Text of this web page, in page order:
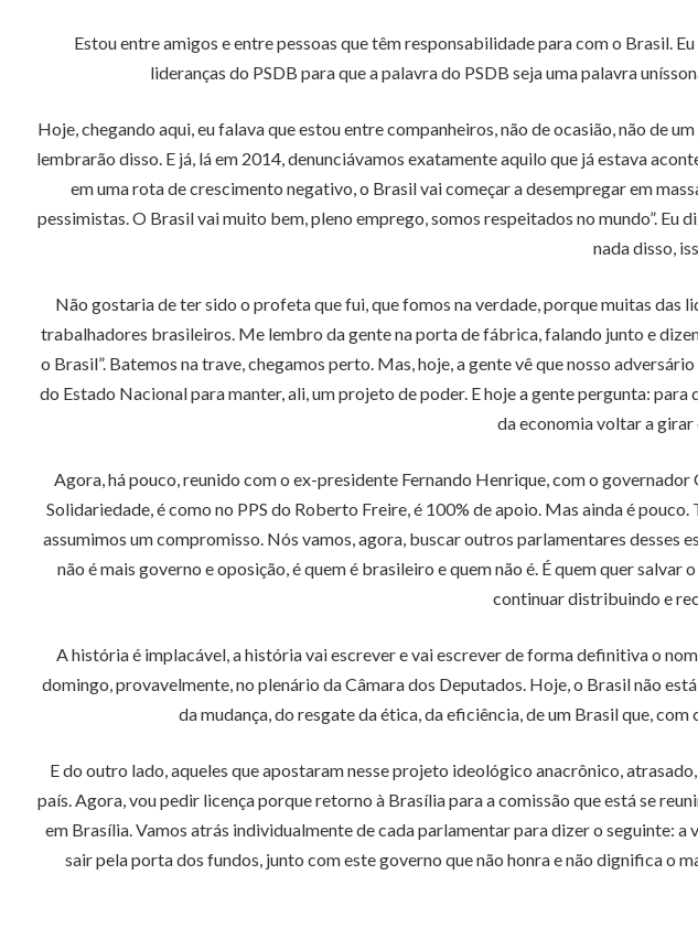
Estou entre amigos e entre pessoas que têm responsabilidade para com o Brasil.
lideranças do PSDB para que a palavra do PSDB seja uma palavra
Hoje, chegando aqui, eu falava que estou entre companheiros, não de ocasião, não de
lembrarão disso. E já, lá em 2014, denunciávamos exatamente aquilo que já estava
em uma rota de crescimento negativo, o Brasil vai começar a desempregar em
pessimistas. O Brasil vai muito bem, pleno emprego, somos respeitados no mundo”. Eu
nada disso,
Não gostaria de ter sido o profeta que fui, que fomos na verdade, porque muitas
trabalhadores brasileiros. Me lembro da gente na porta de fábrica, falando junto e
o Brasil”. Batemos na trave, chegamos perto. Mas, hoje, a gente vê que nosso
do Estado Nacional para manter, ali, um projeto de poder. E hoje a gente pergunta:
da economia voltar a girar
Agora, há pouco, reunido com o ex-presidente Fernando Henrique, com o
Solidariedade, é como no PPS do Roberto Freire, é 100% de apoio. Mas ainda é
assumimos um compromisso. Nós vamos, agora, buscar outros parlamentares desses
não é mais governo e oposição, é quem é brasileiro e quem não é. É quem quer
continuar distribuindo e
A história é implacável, a história vai escrever e vai escrever de forma definitiva o
domingo, provavelmente, no plenário da Câmara dos Deputados. Hoje, o Brasil não
da mudança, do resgate da ética, da eficiência, de um Brasil que,
E do outro lado, aqueles que apostaram nesse projeto ideológico anacrônico,
país. Agora, vou pedir licença porque retorno à Brasília para a comissão que está se
em Brasília. Vamos atrás individualmente de cada parlamentar para dizer o seguinte:
sair pela porta dos fundos, junto com este governo que não honra e não dignifica o